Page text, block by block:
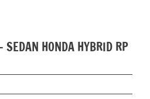
HONDA HYBRID RP